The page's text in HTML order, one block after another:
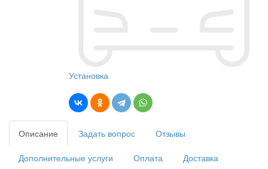
Установка
Описание Задать вопрос Отзывы
Дополнительные услуги Оплата Доставка